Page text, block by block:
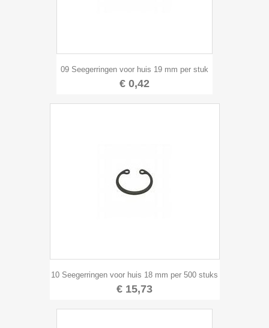
09 Seegerringen voor huis 19 mm per stuk
€ 0,42
10 Seegerringen voor huis 18 mm per 500 stuks
€ 15,73